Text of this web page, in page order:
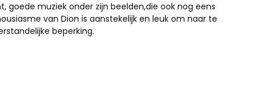
muziek onder zijn beelden,die ook nog eens
van Dion is aanstekelijk en leuk om naar te
beperking.